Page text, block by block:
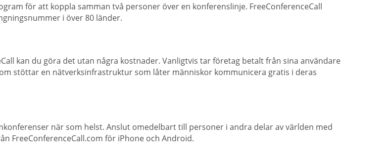
för att koppla samman två personer över en konferenslinje. FreeConferenceCall
i över 80 länder.
kan du göra det utan några kostnader. Vanligtvis tar företag betalt från sina användare
stöttar en nätverksinfrastruktur som låter människor kommunicera gratis i deras
när som helst. Anslut omedelbart till personer i andra delar av världen med
FreeConferenceCall.com för iPhone och Android.